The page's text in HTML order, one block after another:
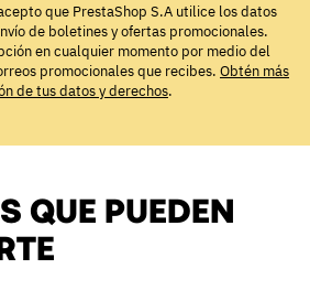
que PrestaShop S.A utilice los datos
de boletines y ofertas promocionales.
en cualquier momento por medio del
promocionales que recibes. Obtén más
de tus datos y derechos.
QUE PUEDEN